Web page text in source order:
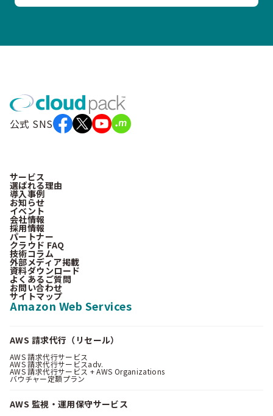
公式 SNS
サービス
選ばれる理由
導入事例
お知らせ
イベント
会社情報
採用情報
パートナー
クラウド FAQ
技術コラム
外部メディア掲載
資料ダウンロード
よくあるご質問
お問い合わせ
サイトマップ
Amazon Web Services
AWS 請求代行（リセール）
AWS 請求代行サービス
AWS 請求代行サービスadv.
AWS 請求代行サービス + AWS Organizations
バウチャー定額プラン
AWS 監視・運用保守サービス